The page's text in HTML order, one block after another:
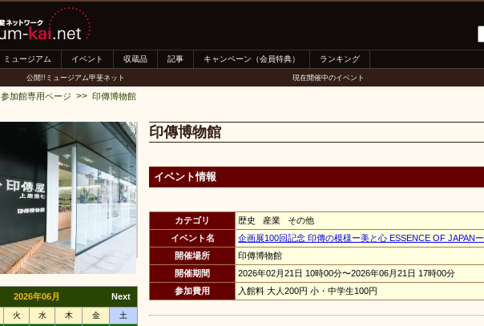
ミュージアム イベント 収蔵品 記事 キャンペーン（会員特典） ランキング
公開!!ミュージアム甲斐ネット 現在開催中のイベント
参加館専用ページ >> 印傳博物館
2026年06月 Next
火 水 木 金
土
印傳博物館
イベント情報
カテゴリ
歴史 産業 その他
イベント名
企画展100回記念 印傳の模様ー美と心 ESSENCE OF JAPANー
開催場所
印傳博物館
開催期間
2026年02月21日 10時00分〜2026年06月21日 17時00分
参加費用
入館料 大人200円 小・中学生100円